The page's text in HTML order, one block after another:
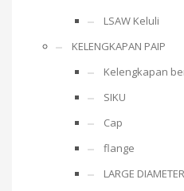
LSAW Keluli
KELENGKAPAN PAIP
Kelengkapan
SIKU
Cap
flange
LARGE